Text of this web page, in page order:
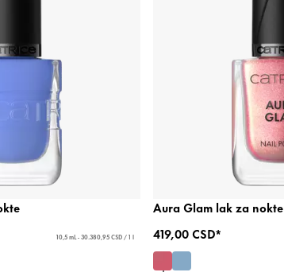
10,5 mL - 30.380,95 CSD / 1 l
Aura Glam lak za nokte
419,00 CSD*